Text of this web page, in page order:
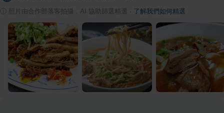
照片由合作部落客拍攝，AI 協助篩選精選 了解我們如何精選